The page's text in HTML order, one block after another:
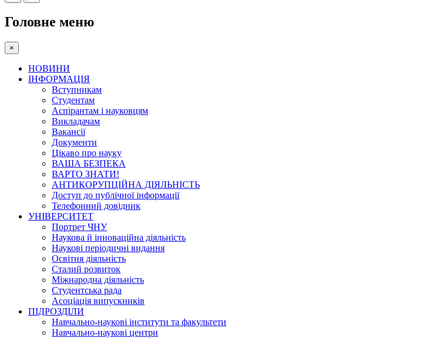
Головне меню
×
НОВИНИ
ІНФОРМАЦІЯ
Вступникам
Студентам
Аспірантам і науковцям
Викладачам
Вакансії
Документи
Цікаво про науку
ВАША БЕЗПЕКА
ВАРТО ЗНАТИ!
АНТИКОРУПЦІЙНА ДІЯЛЬНІСТЬ
Доступ до публічної інформації
Телефонний довідник
УНІВЕРСИТЕТ
Портрет ЧНУ
Наукова й інноваційна діяльність
Наукові періодичні видання
Освітня діяльність
Сталий розвиток
Міжнародна діяльність
Студентська рада
Асоціація випускників
ПІДРОЗДІЛИ
Навчально-наукові інститути та факультети
Навчально-наукові центри